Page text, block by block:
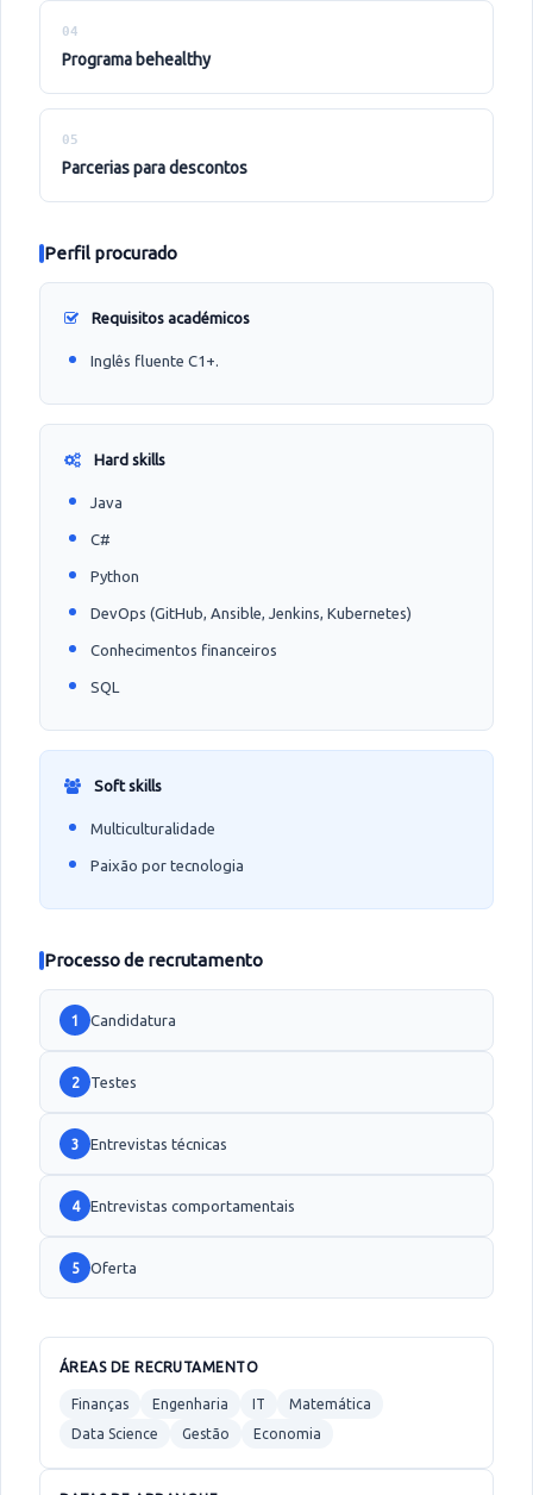
04
programa behealthy
05
parcerias para descontos
Perfil procurado
Requisitos académicos
Inglês fluente C1+.
Hard skills
Java
C#
Python
DevOps (GitHub, Ansible, Jenkins, Kubernetes)
Conhecimentos financeiros
SQL
Soft skills
Multiculturalidade
Paixão por tecnologia
Processo de recrutamento
1 Candidatura
2 Testes
3 Entrevistas técnicas
4 Entrevistas comportamentais
5 Oferta
ÁREAS DE RECRUTAMENTO
Finanças Engenharia IT
Matemática
Data Science
Gestão Economia